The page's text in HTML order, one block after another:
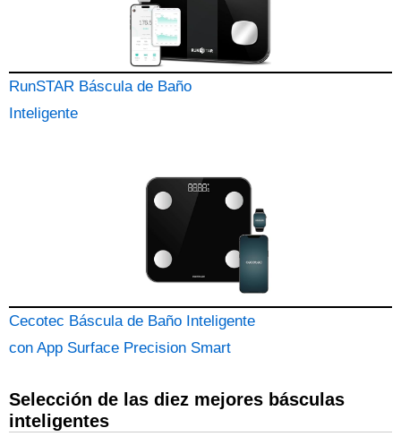
RunSTAR Báscula de Baño
Inteligente
Cecotec Báscula de Baño Inteligente
con App Surface Precision Smart
Selección de las diez mejores básculas
inteligentes